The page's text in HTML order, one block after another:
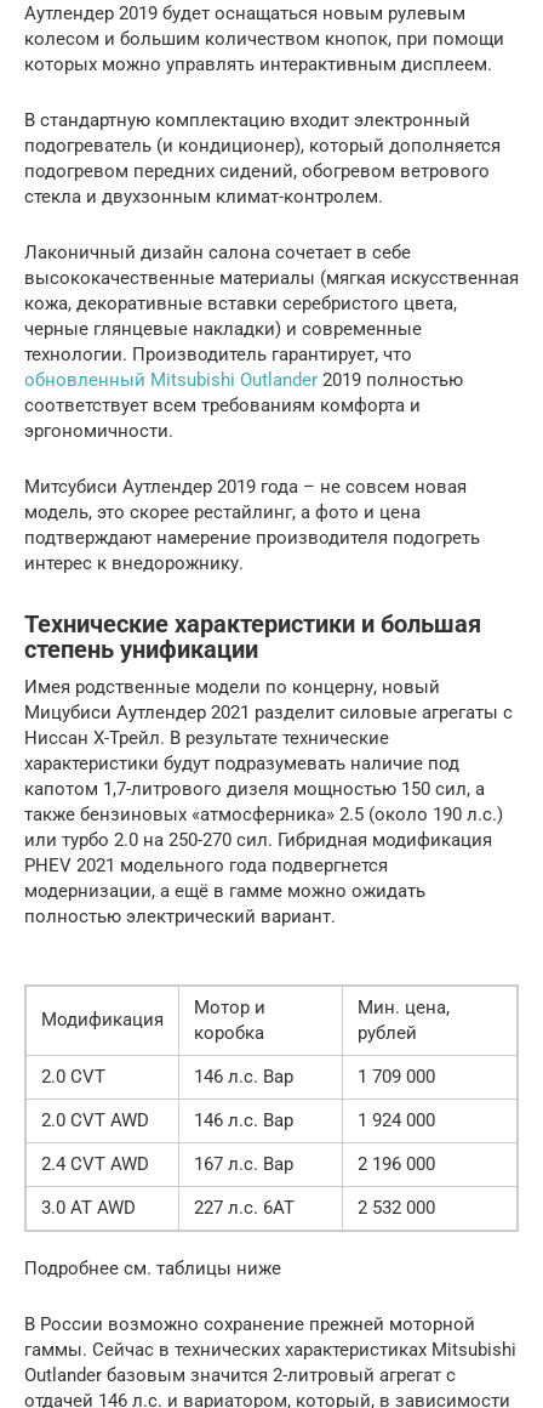
Аутлендер 2019 будет оснащаться новым рулевым
колесом и большим количеством кнопок, при помощи
которых можно управлять интерактивным дисплеем.
В стандартную комплектацию входит электронный
подогреватель (и кондиционер), который дополняется
подогревом передних сидений, обогревом ветрового
стекла и двухзонным климат-контролем.
Лаконичный дизайн салона сочетает в себе
высококачественные материалы (мягкая искусственная
кожа, декоративные вставки серебристого цвета,
черные глянцевые накладки) и современные
технологии. Производитель гарантирует, что
обновленный Mitsubishi Outlander 2019 полностью
соответствует всем требованиям комфорта и
эргономичности.
Митсубиси Аутлендер 2019 года – не совсем новая
модель, это скорее рестайлинг, а фото и цена
подтверждают намерение производителя подогреть
интерес к внедорожнику.
Технические характеристики и большая
степень унификации
Имея родственные модели по концерну, новый
Мицубиси Аутлендер 2021 разделит силовые агрегаты с
Ниссан Х-Трейл. В результате технические
характеристики будут подразумевать наличие под
капотом 1,7-литрового дизеля мощностью 150 сил, а
также бензиновых «атмосферника» 2.5 (около 190 л.с.)
или турбо 2.0 на 250-270 сил. Гибридная модификация
PHEV 2021 модельного года подвергнется
модернизации, а ещё в гамме можно ожидать
полностью электрический вариант.
Модификация
Мотор и
коробка
Мин. цена,
рублей
2.0 CVT
146 л.с. Вар
1 709 000
2.0 CVT AWD
146 л.с. Вар
1 924 000
2.4 CVT AWD
167 л.с. Вар
2 196 000
3.0 AT AWD
227 л.с. 6АТ 2 532 000
Подробнее см. таблицы ниже
В России возможно сохранение прежней моторной
гаммы. Сейчас в технических характеристиках Mitsubishi
Outlander базовым значится 2-литровый агрегат с
отдачей 146 л.с. и вариатором, который, в зависимости